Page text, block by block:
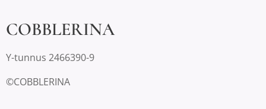
COBBLERINA
Y-tunnus 2466390-9
©COBBLERINA